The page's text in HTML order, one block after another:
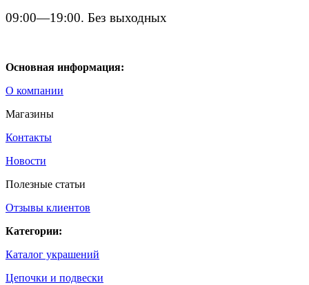
09:00—19:00. Без выходных
Основная информация:
О компании
Магазины
Контакты
Новости
Полезные статьи
Отзывы клиентов
Категории:
Каталог украшений
Цепочки и подвески